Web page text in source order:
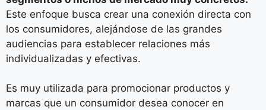
Este enfoque busca crear una conexión directa con
los consumidores, alejándose de las grandes
audiencias para establecer relaciones más
individualizadas y efectivas.
Es muy utilizada para promocionar productos y
marcas que un consumidor desea conocer en